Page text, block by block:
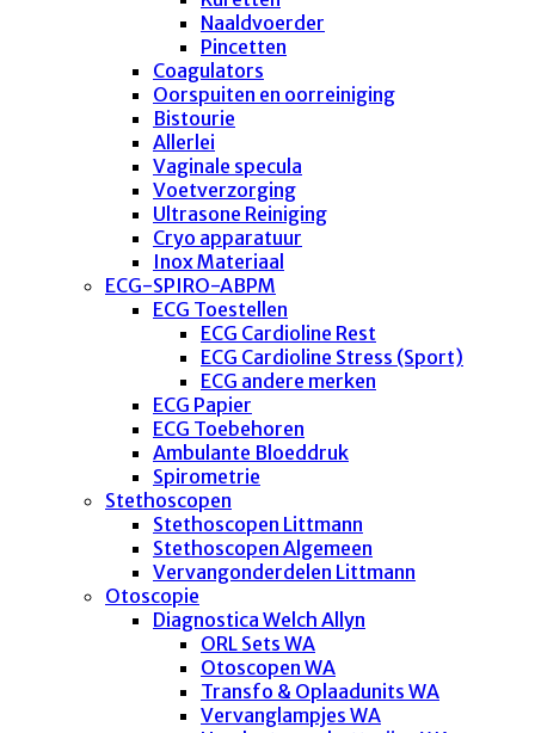
Naaldvoerder
Pincetten
Coagulators
Oorspuiten en oorreiniging
Bistourie
Allerlei
Vaginale specula
Voetverzorging
Ultrasone Reiniging
Cryo apparatuur
Inox Materiaal
ECG-SPIRO-ABPM
ECG Toestellen
ECG Cardioline Rest
ECG Cardioline Stress (Sport)
ECG andere merken
ECG Papier
ECG Toebehoren
Ambulante Bloeddruk
Spirometrie
Stethoscopen
Stethoscopen Littmann
Stethoscopen Algemeen
Vervangonderdelen Littmann
Otoscopie
Diagnostica Welch Allyn
ORL Sets WA
Otoscopen WA
Transfo & Oplaadunits WA
Vervanglampjes WA